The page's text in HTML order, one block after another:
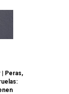
Peras,